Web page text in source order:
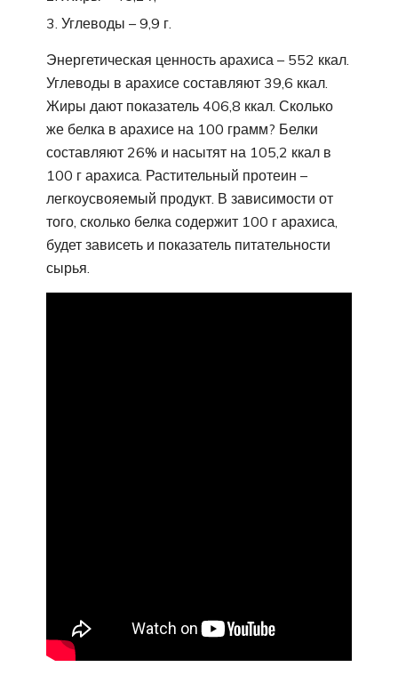
Углеводы – 9,9 г.
Энергетическая ценность арахиса – 552 ккал.
Углеводы в арахисе составляют 39,6 ккал.
Жиры дают показатель 406,8 ккал. Сколько
же белка в арахисе на 100 грамм? Белки
составляют 26% и насытят на 105,2 ккал в
100 г арахиса. Растительный протеин –
легкоусвояемый продукт. В зависимости от
того, сколько белка содержит 100 г арахиса,
будет зависеть и показатель питательности
сырья.